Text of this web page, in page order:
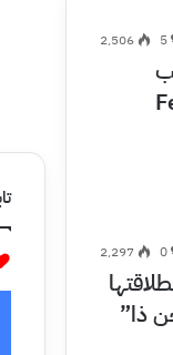
5 2٬506
0 2٬297
ذا”